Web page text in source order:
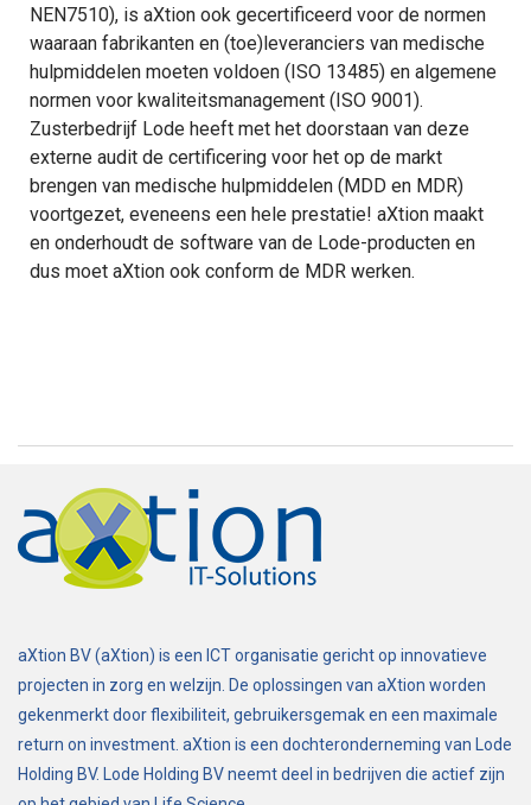
NEN7510), is aXtion ook gecertificeerd voor de normen
waaraan fabrikanten en (toe)leveranciers van medische
hulpmiddelen moeten voldoen (ISO 13485) en algemene
normen voor kwaliteitsmanagement (ISO 9001).
Zusterbedrijf Lode heeft met het doorstaan van deze
externe audit de certificering voor het op de markt
brengen van medische hulpmiddelen (MDD en MDR)
voortgezet, eveneens een hele prestatie! aXtion maakt
en onderhoudt de software van de Lode-producten en
dus moet aXtion ook conform de MDR werken.
aXtion BV (aXtion) is een ICT organisatie gericht op innovatieve
projecten in zorg en welzijn. De oplossingen van aXtion worden
gekenmerkt door flexibiliteit, gebruikersgemak en een maximale
return on investment. aXtion is een dochteronderneming van Lode
Holding BV. Lode Holding BV neemt deel in bedrijven die actief zijn